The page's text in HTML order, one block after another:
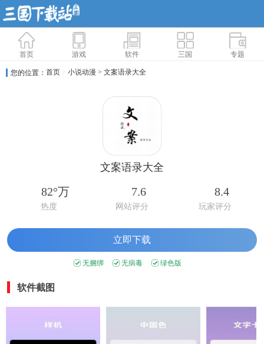
首页 游戏 软件 三国 专题
您的位置： 首页 > 小说动漫 > 文案语录大全
文案语录大全
82°万
热度
7.6
网站评分
8.4
玩家评分
立即下载
无捆绑 无病毒 绿色版
软件截图